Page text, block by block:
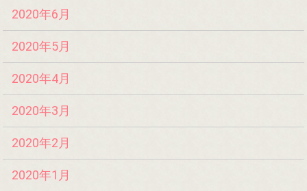
2020年6月
2020年5月
2020年4月
2020年3月
2020年2月
2020年1月